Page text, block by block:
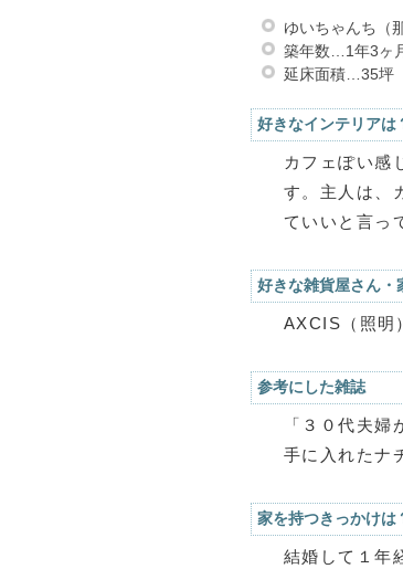
ゆいちゃんち（
築年数…1年3ヶ
延床面積…35坪
好きなインテリアは
カフェぽい感
す。主人は、
ていいと言っ
好きな雑貨屋さん・
AXCIS（照明
参考にした雑誌
「３０代夫
手に入れたナ
家を持つきっかけは
結婚して１年